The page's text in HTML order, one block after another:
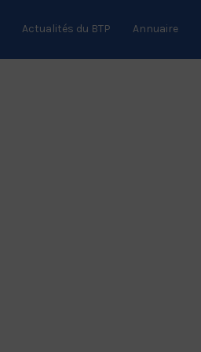
Actualités du BTP Annuaire